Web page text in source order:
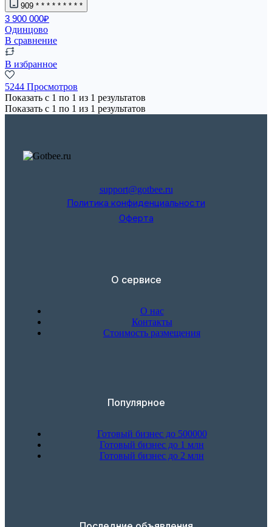
909 * * * * * * * * *
3 900 000₽
Одинцово
В сравнение
В избранное
5244 Просмотров
Показать с 1 по 1 из 1 результатов
Показать с 1 по 1 из 1 результатов
support@gotbee.ru
Политика конфиденциальности
Оферта
О сервисе
О нас
Контакты
Стоимость размещения
Популярное
Готовый бизнес до 500000
Готовый бизнес до 1 млн
Готовый бизнес до 2 млн